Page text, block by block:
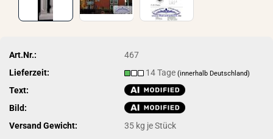
Art.Nr.:
467
Lieferzeit:
14 Tage(innerhalb Deutschland)
Text:
Bild:
Versand Gewicht:
35 kg je Stück